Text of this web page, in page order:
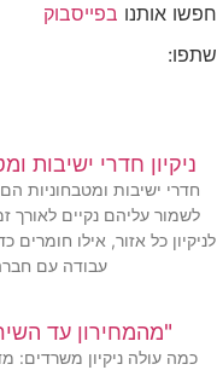
חפשו אותנו בפייסבוק
שתפו:
ניקיון חדרי ישיבות
חדרי ישיבות ומטבחוניות
לשמור עליהם נקיים לאורך
לניקיון כל אזור, אילו
עבודה עם
"מהמחירון עד
כמה עולה ניקיון משרדים: